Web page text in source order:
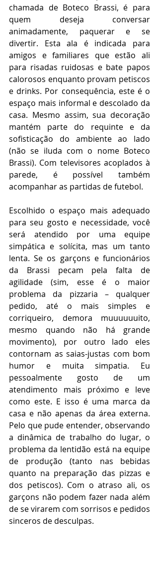
chamada de Boteco Brassi, é para
quem deseja conversar
animadamente, paquerar e se
divertir. Esta ala é indicada para
amigos e familiares que estão ali
para risadas ruidosas e bate papos
calorosos enquanto provam petiscos
e drinks. Por consequência, este é o
espaço mais informal e descolado da
casa. Mesmo assim, sua decoração
mantém parte do requinte e da
sofisticação do ambiente ao lado
(não se iluda com o nome Boteco
Brassi). Com televisores acoplados à
parede, é possível também
acompanhar as partidas de futebol.
Escolhido o espaço mais adequado
para seu gosto e necessidade, você
será atendido por uma equipe
simpática e solícita, mas um tanto
lenta. Se os garçons e funcionários
da Brassi pecam pela falta de
agilidade (sim, esse é o maior
problema da pizzaria – qualquer
pedido, até o mais simples e
corriqueiro, demora muuuuuuito,
mesmo quando não há grande
movimento), por outro lado eles
contornam as saias-justas com bom
humor e muita simpatia. Eu
pessoalmente gosto de um
atendimento mais próximo e leve
como este. E isso é uma marca da
casa e não apenas da área externa.
Pelo que pude entender, observando
a dinâmica de trabalho do lugar, o
problema da lentidão está na equipe
de produção (tanto nas bebidas
quanto na preparação das pizzas e
dos petiscos). Com o atraso ali, os
garçons não podem fazer nada além
de se virarem com sorrisos e pedidos
sinceros de desculpas.